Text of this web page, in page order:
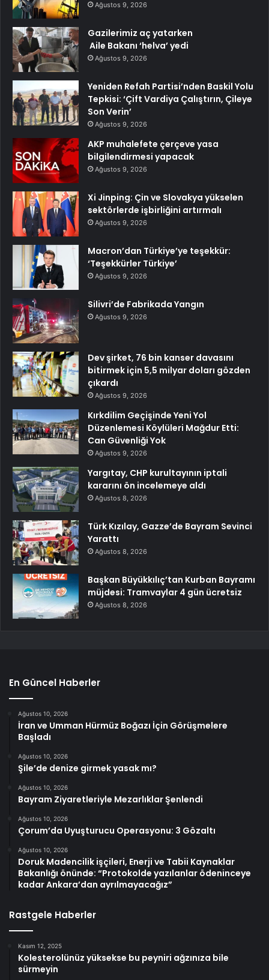
Ağustos 9, 2026
Gazilerimiz aç yatarken
Aile Bakanı ‘helva’ yedi
Ağustos 9, 2026
Yeniden Refah Partisi’nden Baskil Yolu
Tepkisi: ‘Çift Vardiya Çalıştırın, Çileye
Son Verin’
Ağustos 9, 2026
AKP muhalefete çerçeve yasa
bilgilendirmesi yapacak
Ağustos 9, 2026
Xi Jinping: Çin ve Slovakya yükselen
sektörlerde işbirliğini artırmalı
Ağustos 9, 2026
Macron’dan Türkiye’ye teşekkür:
‘Teşekkürler Türkiye’
Ağustos 9, 2026
Silivri’de Fabrikada Yangın
Ağustos 9, 2026
Dev şirket, 76 bin kanser davasını
bitirmek için 5,5 milyar doları gözden
çıkardı
Ağustos 9, 2026
Kırkdilim Geçişinde Yeni Yol
Düzenlemesi Köylüleri Mağdur Etti:
Can Güvenliği Yok
Ağustos 9, 2026
Yargıtay, CHP kurultayının iptali
kararını ön incelemeye aldı
Ağustos 8, 2026
Türk Kızılay, Gazze’de Bayram Sevinci
Yarattı
Ağustos 8, 2026
Başkan Büyükkılıç’tan Kurban Bayramı
müjdesi: Tramvaylar 4 gün ücretsiz
Ağustos 8, 2026
En Güncel Haberler
Ağustos 10, 2026
İran ve Umman Hürmüz Boğazı İçin Görüşmelere
Başladı
Ağustos 10, 2026
Şile’de denize girmek yasak mı?
Ağustos 10, 2026
Bayram Ziyaretleriyle Mezarlıklar Şenlendi
Ağustos 10, 2026
Çorum’da Uyuşturucu Operasyonu: 3 Gözaltı
Ağustos 10, 2026
Doruk Madencilik işçileri, Enerji ve Tabii Kaynaklar
Bakanlığı önünde: “Protokolde yazılanlar ödeninceye
kadar Ankara’dan ayrılmayacağız”
Rastgele Haberler
Kasım 12, 2025
Kolesterolünüz yüksekse bu peyniri ağzınıza bile
sürmeyin